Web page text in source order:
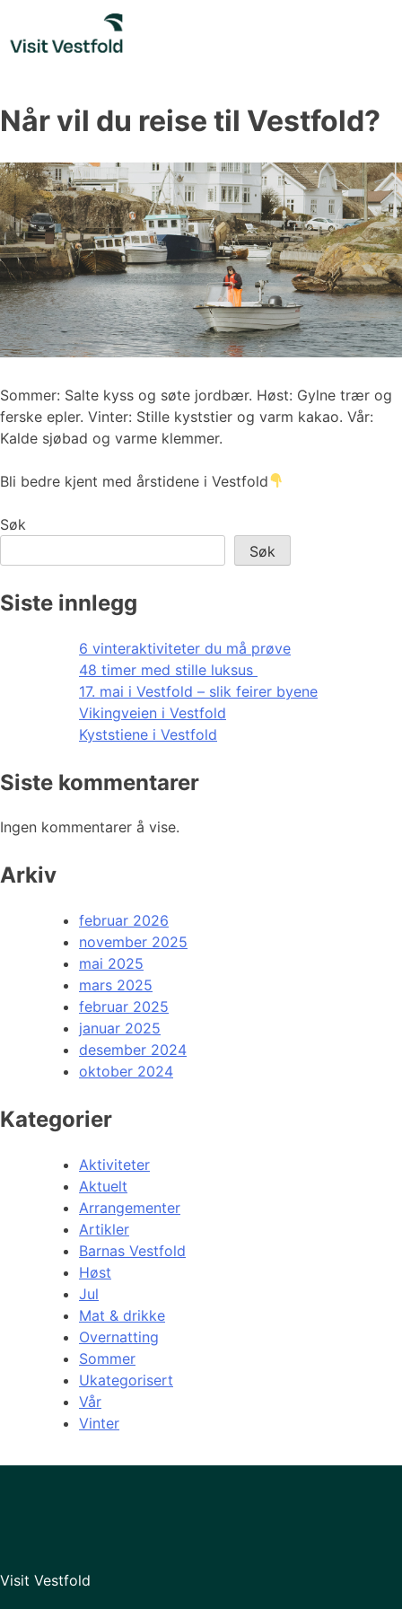
content
Når vil du reise til Vestfold?
Sommer: Salte kyss og søte jordbær. Høst: Gylne trær og
ferske epler. Vinter: Stille kyststier og varm kakao. Vår:
Kalde sjøbad og varme klemmer.
Bli bedre kjent med årstidene i Vestfold
Søk
Søk
Siste innlegg
6 vinteraktiviteter du må prøve
48 timer med stille luksus
17. mai i Vestfold – slik feirer byene
Vikingveien i Vestfold
Kyststiene i Vestfold
Siste kommentarer
Ingen kommentarer å vise.
Arkiv
februar 2026
november 2025
mai 2025
mars 2025
februar 2025
januar 2025
desember 2024
oktober 2024
Kategorier
Aktiviteter
Aktuelt
Arrangementer
Artikler
Barnas Vestfold
Høst
Jul
Mat & drikke
Overnatting
Sommer
Ukategorisert
Vår
Vinter
Visit Vestfold